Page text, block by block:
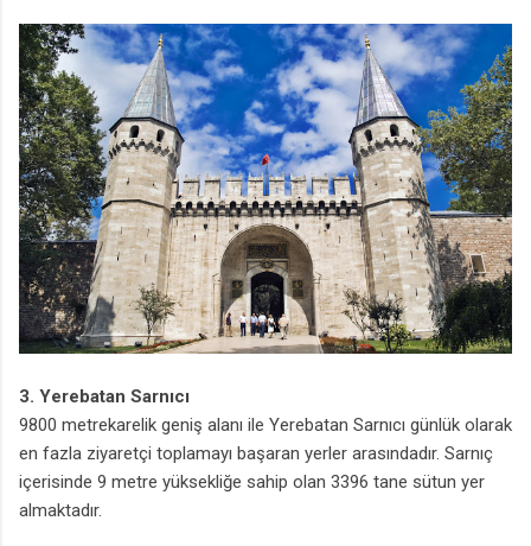
3. Yerebatan Sarnıcı
9800 metrekarelik geniş alanı ile Yerebatan Sarnıcı günlük olarak
en fazla ziyaretçi toplamayı başaran yerler arasındadır. Sarnıç
içerisinde 9 metre yüksekliğe sahip olan 3396 tane sütun yer
almaktadır.